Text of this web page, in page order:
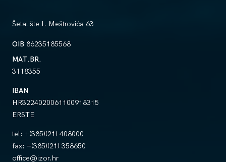
Šetalište I. Meštrovića 63
OIB 86235185568
MAT.BR.
3118355
IBAN
HR3224020061100918315
ERSTE
tel: +(385)(21) 408000
fax: +(385)(21) 358650
office@izor.hr